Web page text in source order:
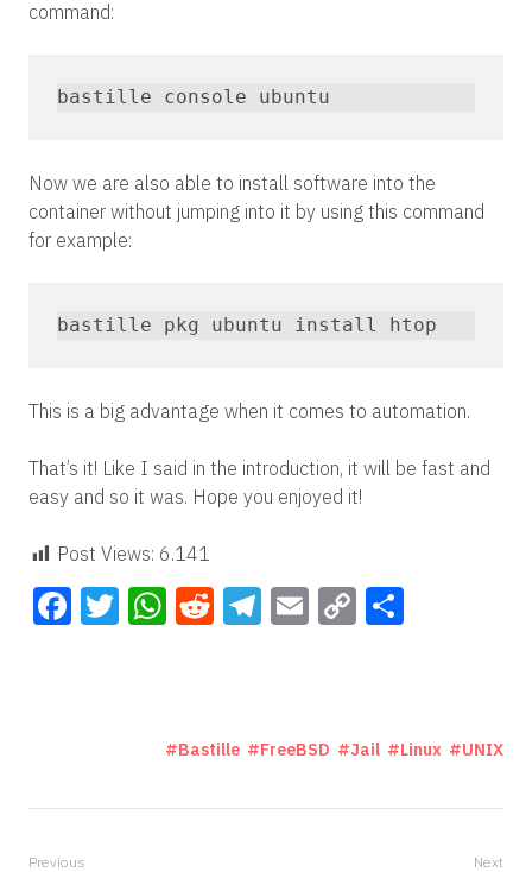
command:
bastille console ubuntu
Now we are also able to install software into the
container without jumping into it by using this command
for example:
bastille pkg ubuntu install htop
This is a big advantage when it comes to automation.
That’s it! Like I said in the introduction, it will be fast and
easy and so it was. Hope you enjoyed it!
Post Views: 6.141
Facebook
Twitter
WhatsApp
Reddit
Telegram
Email
Copy
Bastille FreeBSD Jail Linux UNIX
Previous Next